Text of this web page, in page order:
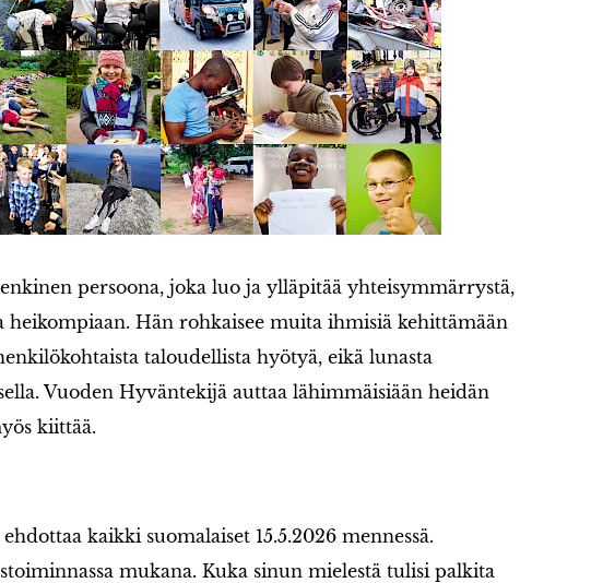
persoona, joka luo ja ylläpitää yhteisymmärrystä,
heikompiaan. Hän rohkaisee muita ihmisiä kehittämään
taloudellista hyötyä, eikä lunasta
Vuoden Hyväntekijä auttaa lähimmäisiään heidän
kiittää.
kaikki suomalaiset 15.5.2026 mennessä.
mukana. Kuka sinun mielestä tulisi palkita